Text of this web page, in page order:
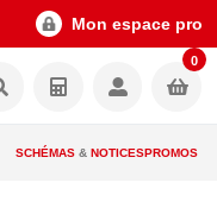
Mon espace pro
0
SCHÉMAS & NOTICESPROMOS